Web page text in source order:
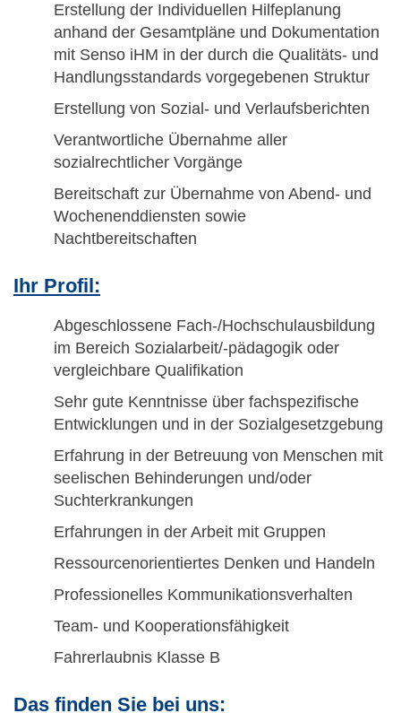
Erstellung der Individuellen Hilfeplanung
anhand der Gesamtpläne und Dokumentation
mit Senso iHM in der durch die Qualitäts- und
Handlungsstandards vorgegebenen Struktur
Erstellung von Sozial- und Verlaufsberichten
Verantwortliche Übernahme aller
sozialrechtlicher Vorgänge
Bereitschaft zur Übernahme von Abend- und
Wochenenddiensten sowie
Nachtbereitschaften
Ihr Profil:
Abgeschlossene Fach-/Hochschulausbildung
im Bereich Sozialarbeit/-pädagogik oder
vergleichbare Qualifikation
Sehr gute Kenntnisse über fachspezifische
Entwicklungen und in der Sozialgesetzgebung
Erfahrung in der Betreuung von Menschen mit
seelischen Behinderungen und/oder
Suchterkrankungen
Erfahrungen in der Arbeit mit Gruppen
Ressourcenorientiertes Denken und Handeln
Professionelles Kommunikationsverhalten
Team- und Kooperationsfähigkeit
Fahrerlaubnis Klasse B
Das finden Sie bei uns: